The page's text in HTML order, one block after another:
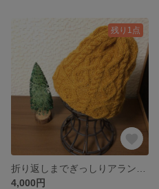
残り1点
4,000円